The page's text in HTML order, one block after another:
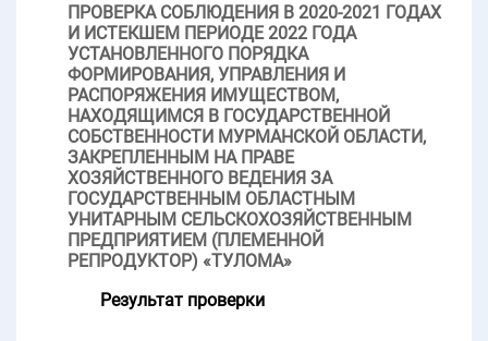
ПРОВЕРКА СОБЛЮДЕНИЯ В 2020-2021 ГОДАХ
И ИСТЕКШЕМ ПЕРИОДЕ 2022 ГОДА
УСТАНОВЛЕННОГО ПОРЯДКА
ФОРМИРОВАНИЯ, УПРАВЛЕНИЯ И
РАСПОРЯЖЕНИЯ ИМУЩЕСТВОМ,
НАХОДЯЩИМСЯ В ГОСУДАРСТВЕННОЙ
СОБСТВЕННОСТИ МУРМАНСКОЙ ОБЛАСТИ,
ЗАКРЕПЛЕННЫМ НА ПРАВЕ
ХОЗЯЙСТВЕННОГО ВЕДЕНИЯ ЗА
ГОСУДАРСТВЕННЫМ ОБЛАСТНЫМ
УНИТАРНЫМ СЕЛЬСКОХОЗЯЙСТВЕННЫМ
ПРЕДПРИЯТИЕМ (ПЛЕМЕННОЙ
РЕПРОДУКТОР) «ТУЛОМА»
Результат проверки